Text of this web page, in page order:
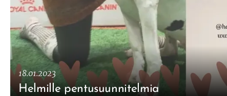
18.01.2023
Helmille pentusuunnitelmia